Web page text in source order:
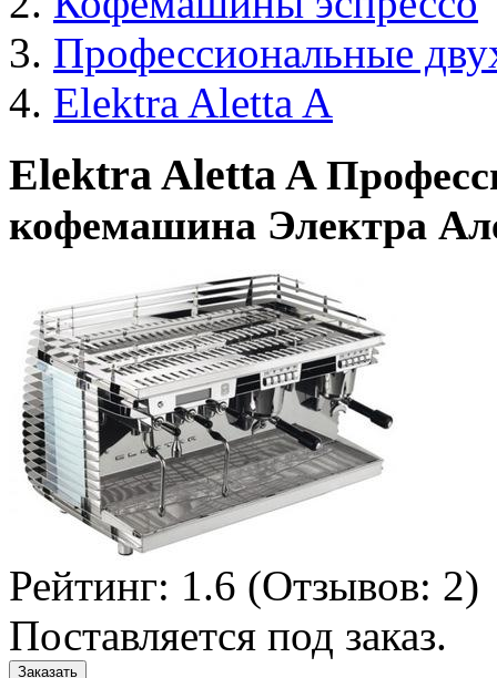
Профессиональные
Elektra Aletta A
Elektra Aletta A
кофемашина Электра
Рейтинг: 1.6 (Отзывов: 2)
Поставляется под заказ.
Заказать